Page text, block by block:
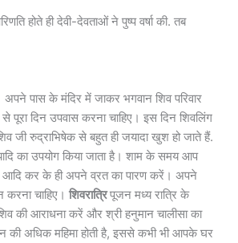
होते ही देवी-देवताओं ने पुष्प वर्षा की. तब
पास के मंदिर में जाकर भगवान शिव परिवार
दिन उपवास करना चाहिए। इस दिन शिवलिंग
जी रुद्राभिषेक से बहुत ही जयादा खुश हो जाते हैं.
का उपयोग किया जाता है। शाम के समय आप
आदि कर के ही अपने व्रत का पारण करें। अपने
करना चाहिए।शिवरात्रिपूजन मध्य रात्रि के
की आराधना करें और श्री हनुमान चालीसा का
की अधिक महिमा होती है, इससे कभी भी आपके घर